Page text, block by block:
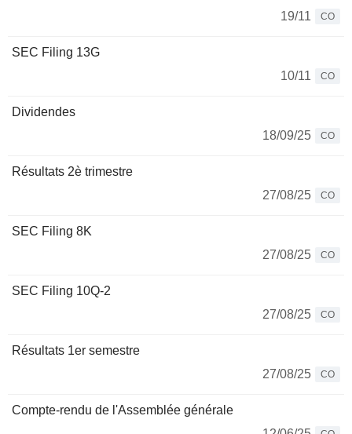
19/11
CO
SEC Filing 13G
10/11
CO
Dividendes
18/09/25
CO
Résultats 2è trimestre
27/08/25
CO
SEC Filing 8K
27/08/25
CO
SEC Filing 10Q-2
27/08/25
CO
Résultats 1er semestre
27/08/25
CO
Compte-rendu de l'Assemblée générale